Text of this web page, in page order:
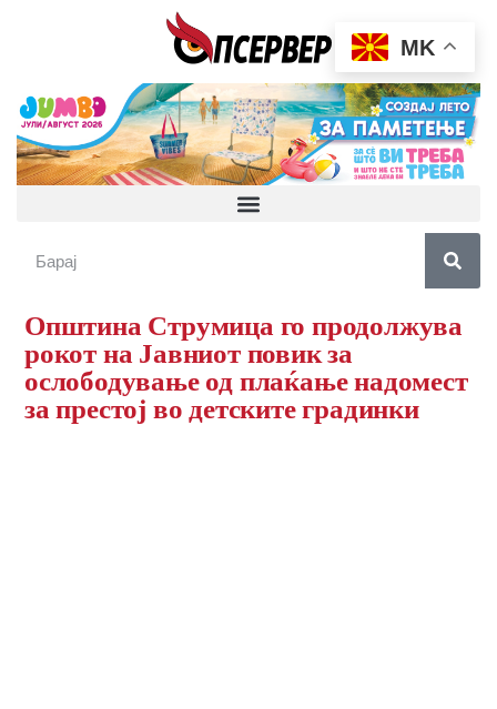
Општина Струмица го продолжува
рокот на Јавниот повик за
ослободување од плаќање надомест
за престој во детските градинки
MK